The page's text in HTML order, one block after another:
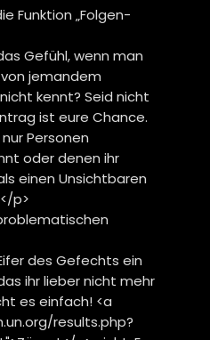
Funktion „Folgen-
Gefühl, wenn man
jemandem
kennt? Seid nicht
ist eure Chance.
Personen
oder denen ihr
einen Unsichtbaren
p>
des Gefechts ein
ihr lieber nicht mehr
es einfach! <a
results.php?